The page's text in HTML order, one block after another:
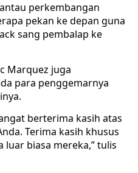
perkembangan
pekan ke depan guna
sang pembalap ke
Marquez juga
para penggemarnya
berterima kasih atas
Terima kasih khusus
luar biasa mereka,” tulis